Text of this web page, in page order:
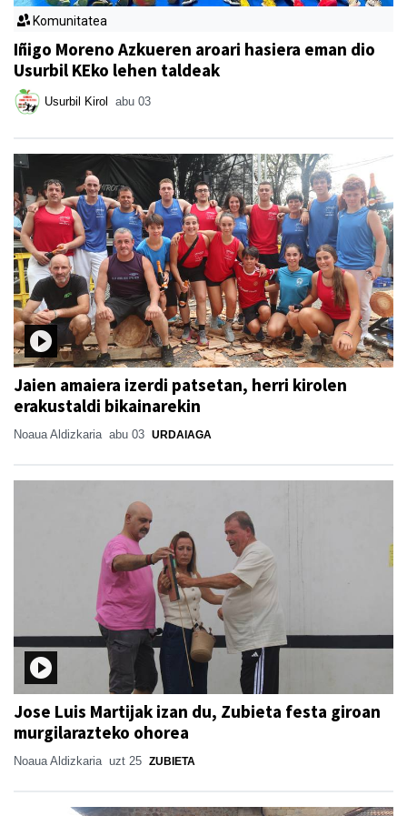
Komunitatea
Iñigo Moreno Azkueren aroari hasiera eman dio
Usurbil KEko lehen taldeak
Usurbil Kirol abu 03
Jaien amaiera izerdi patsetan, herri kirolen
erakustaldi bikainarekin
Noaua Aldizkaria abu 03 URDAIAGA
Jose Luis Martijak izan du, Zubieta festa giroan
murgilarazteko ohorea
Noaua Aldizkaria uzt 25 ZUBIETA